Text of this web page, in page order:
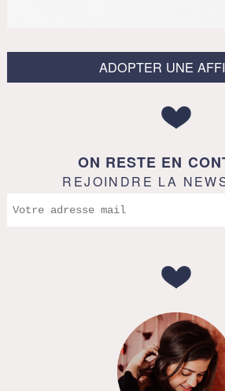
ADOPTER UNE
ON RESTE EN
REJOINDRE LA